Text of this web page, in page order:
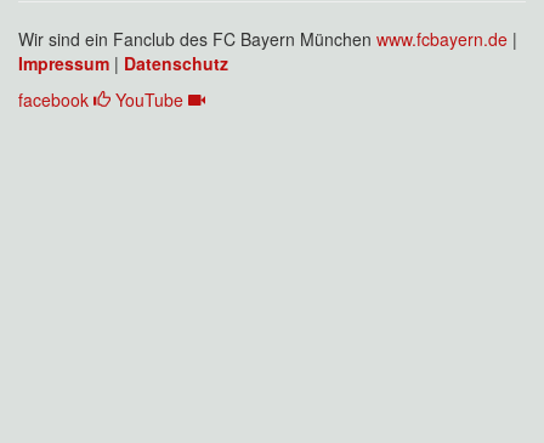
Wir sind ein Fanclub des FC Bayern München www.fcbayern.de |
Impressum | Datenschutz
facebook
YouTube